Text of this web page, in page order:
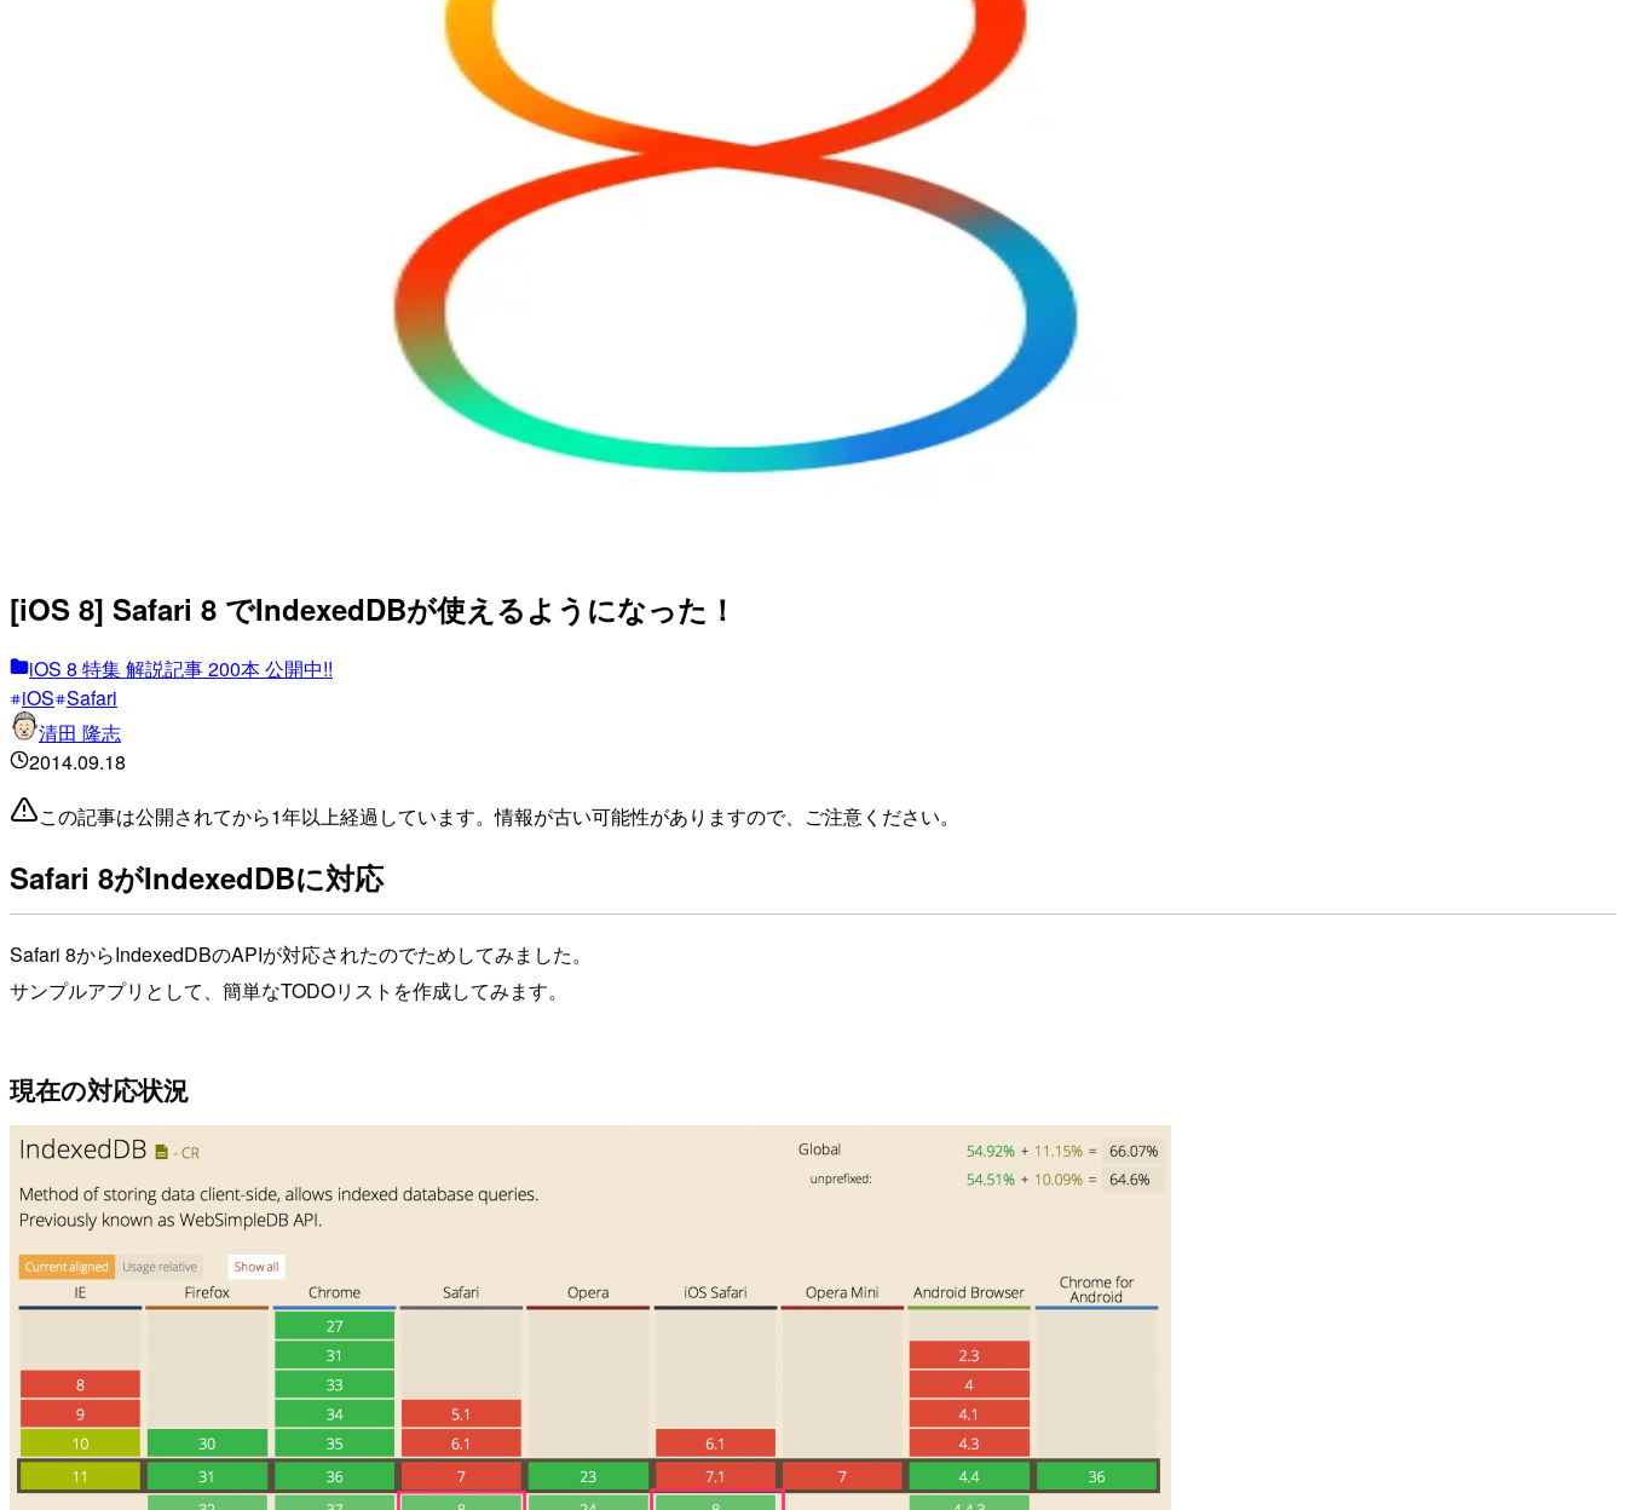
[iOS 8] Safari 8 でIndexedDBが使えるようになった！
iOS 8 特集 解説記事 200本 公開中!!
iOS Safari
清田 隆志
2014.09.18
この記事は公開されてから1年以上経過しています。情報が古い可能性がありますので、ご注意ください。
Safari 8がIndexedDBに対応
Safari 8からIndexedDBのAPIが対応されたのでためしてみました。
サンプルアプリとして、簡単なTODOリストを作成してみます。
現在の対応状況